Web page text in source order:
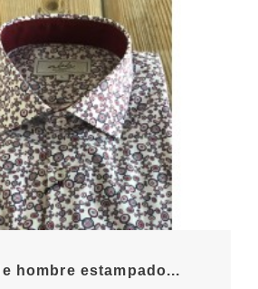
hombre estampado...